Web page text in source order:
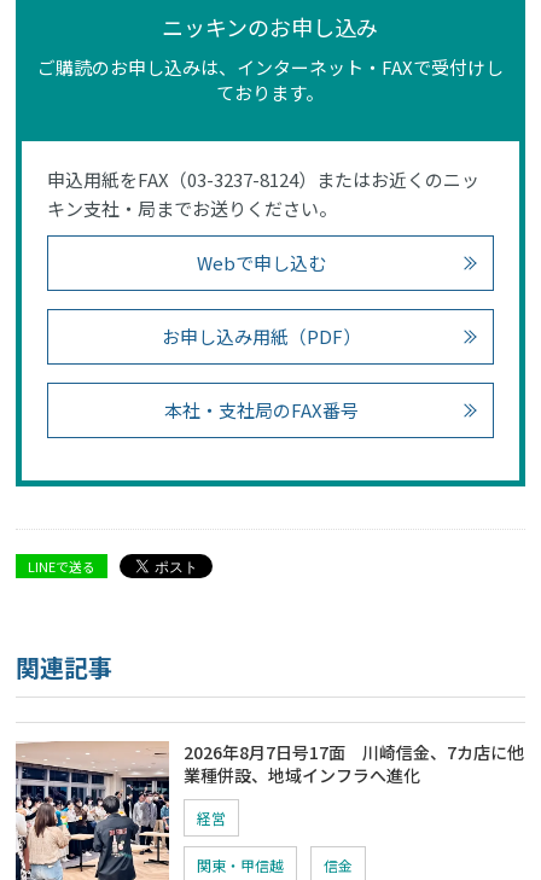
ニッキンのお申し込み
ご購読のお申し込みは、インターネット・FAXで受付けし
ております。
申込用紙をFAX（03-3237-8124）またはお近くのニッ
キン支社・局までお送りください。
Webで申し込む
お申し込み用紙（PDF）
本社・支社局のFAX番号
LINEで送る
関連記事
2026年8月7日号17面 川崎信金、7カ店に他
業種併設、地域インフラへ進化
経営
関東・甲信越 信金